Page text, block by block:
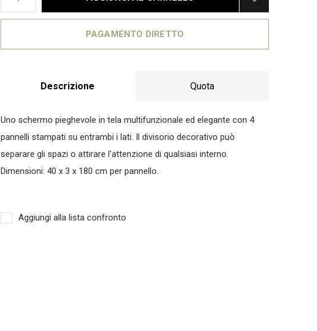
PAGAMENTO DIRETTO
Descrizione Quota
Uno schermo pieghevole in tela multifunzionale ed elegante con 4
pannelli stampati su entrambi i lati. Il divisorio decorativo può
separare gli spazi o attirare l'attenzione di qualsiasi interno.
Dimensioni: 40 x 3 x 180 cm per pannello.
Aggiungi alla lista confronto